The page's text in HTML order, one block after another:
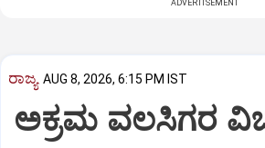
ADVERTISEMENT
ರಾಜ್ಯ AUG 8, 2026, 6:15 PM IST
ಅಕ್ರಮ ವಲಸಿಗರ